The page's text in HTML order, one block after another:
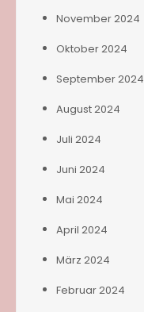
November 2024
Oktober 2024
September 2024
August 2024
Juli 2024
Juni 2024
Mai 2024
April 2024
März 2024
Februar 2024